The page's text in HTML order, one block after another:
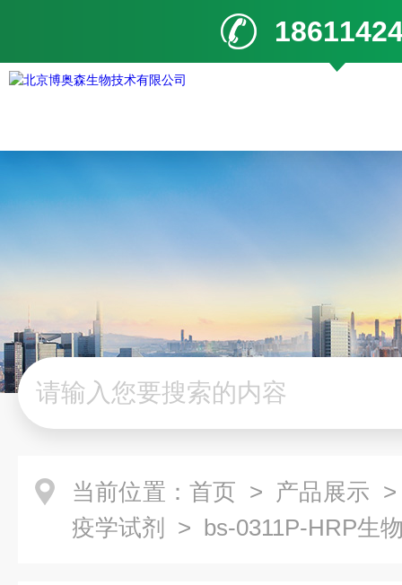
当前位置： 首页 > 产品展示
疫学试剂
> bs-0311P-HRP生